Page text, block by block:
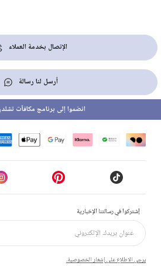
الإتصال بخدمة العملاء
أرسل لنا رسالة
إشتركوا في رسالتنا الإخبارية
يرجى الاطلاع على إشعار الخصوصية.
انضموا إلى برنامج مكافآت